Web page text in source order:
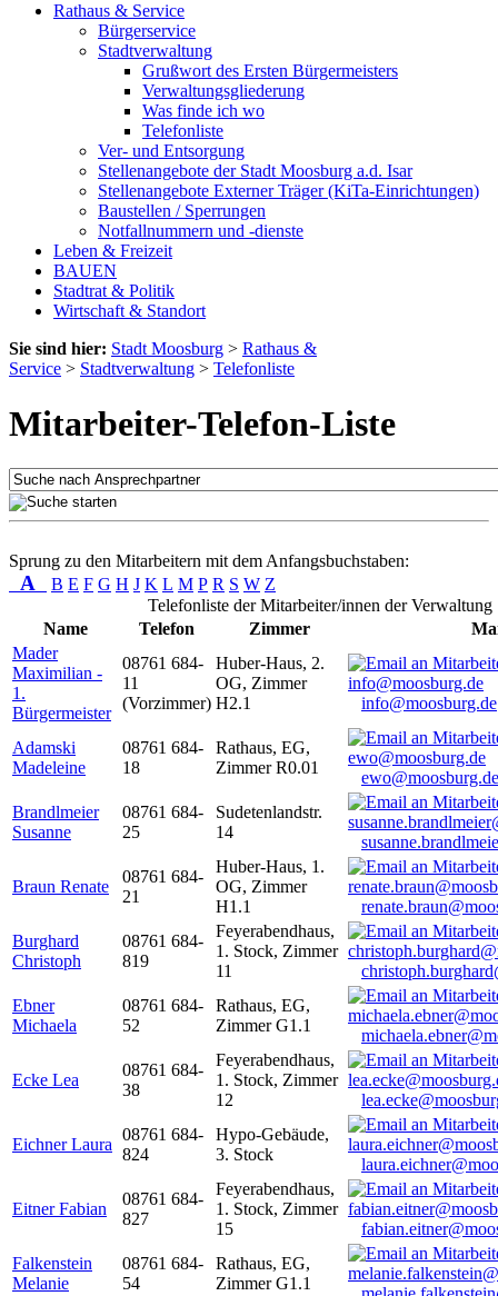
Rathaus & Service
Bürgerservice
Stadtverwaltung
Grußwort des Ersten Bürgermeisters
Verwaltungsgliederung
Was finde ich wo
Telefonliste
Ver- und Entsorgung
Stellenangebote der Stadt Moosburg a.d. Isar
Stellenangebote Externer Träger (KiTa-Einrichtungen)
Baustellen / Sperrungen
Notfallnummern und -dienste
Leben & Freizeit
BAUEN
Stadtrat & Politik
Wirtschaft & Standort
Sie sind hier: Stadt Moosburg > Rathaus &
Service > Stadtverwaltung > Telefonliste
Mitarbeiter-Telefon-Liste
Sprung zu den Mitarbeitern mit dem Anfangsbuchstaben:
A B E F G H J K L M P R S W Z
Telefonliste der Mitarbeiter/innen der Verwaltung
Name
Telefon Zimmer
Mader
Maximilian -
1.
Bürgermeister
08761 684-
11
(Vorzimmer)
Huber-Haus, 2.
OG, Zimmer
H2.1
info@moosburg.de
Adamski
Madeleine
08761 684-
18
Rathaus, EG,
Zimmer R0.01
ewo@moosburg.de
Brandlmeier
Susanne
08761 684-
25
Sudetenlandstr.
14
Braun Renate
08761 684-
21
Huber-Haus, 1.
OG, Zimmer
H1.1
Burghard
Christoph
08761 684-
819
Feyerabendhaus,
1. Stock, Zimmer
11
Ebner
Michaela
08761 684-
52
Rathaus, EG,
Zimmer G1.1
Ecke Lea
08761 684-
38
Feyerabendhaus,
1. Stock, Zimmer
12
Eichner Laura
08761 684-
824
Hypo-Gebäude,
3. Stock
Eitner Fabian
08761 684-
827
Feyerabendhaus,
1. Stock, Zimmer
15
Falkenstein
Melanie
08761 684-
54
Rathaus, EG,
Zimmer G1.1